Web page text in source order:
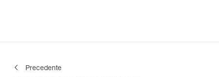
Precedente